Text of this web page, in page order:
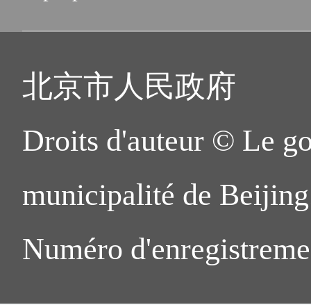
北京市人民政府
Droits d'auteur © Le
municipalité de
Numéro